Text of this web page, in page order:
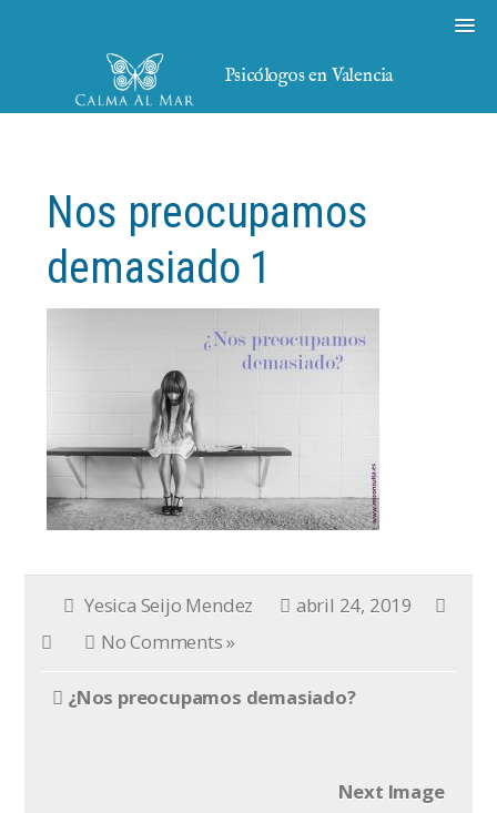
Psicólogos en Valencia
Nos preocupamos
demasiado 1
Yesica Seijo Mendez
abril 24, 2019
No Comments »
¿Nos preocupamos demasiado?
Next Image